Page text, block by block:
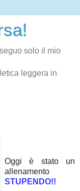
solo il mio
leggera in
Oggi è stato un
allenamento
STUPENDO!!